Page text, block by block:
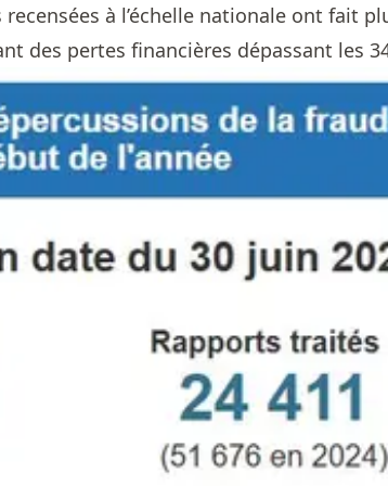
recensées à l’échelle nationale ont fait
des pertes financières dépassant les